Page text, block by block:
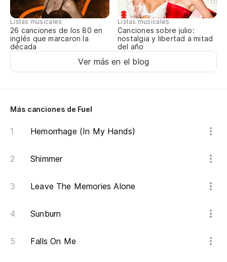
Listas musicales
26 canciones de los 80 en
inglés que marcaron la
década
Listas musicales
Canciones sobre julio:
nostalgia y libertad a mitad
del año
Ver más en el blog
Más canciones de Fuel
Hemorrhage (In My Hands)
Shimmer
Leave The Memories Alone
Sunburn
Falls On Me